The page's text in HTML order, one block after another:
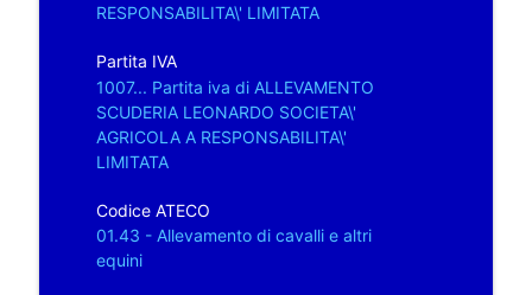
RESPONSABILITA\' LIMITATA
Partita IVA
1007... Partita iva di ALLEVAMENTO
SCUDERIA LEONARDO SOCIETA\'
AGRICOLA A RESPONSABILITA\'
LIMITATA
Codice ATECO
01.43 - Allevamento di cavalli e altri
equini